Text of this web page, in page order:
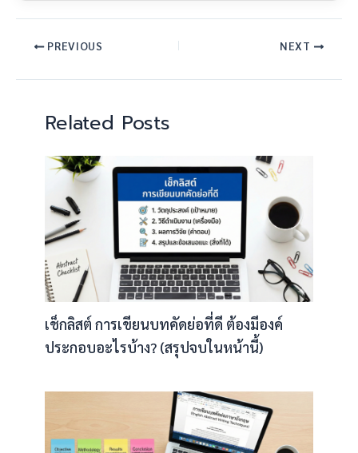
PREVIOUS NEXT
Related Posts
เช็กลิสต์ การเขียนบทคัดย่อที่ดี ต้องมีองค์
ประกอบอะไรบ้าง? (สรุปจบในหน้านี้)